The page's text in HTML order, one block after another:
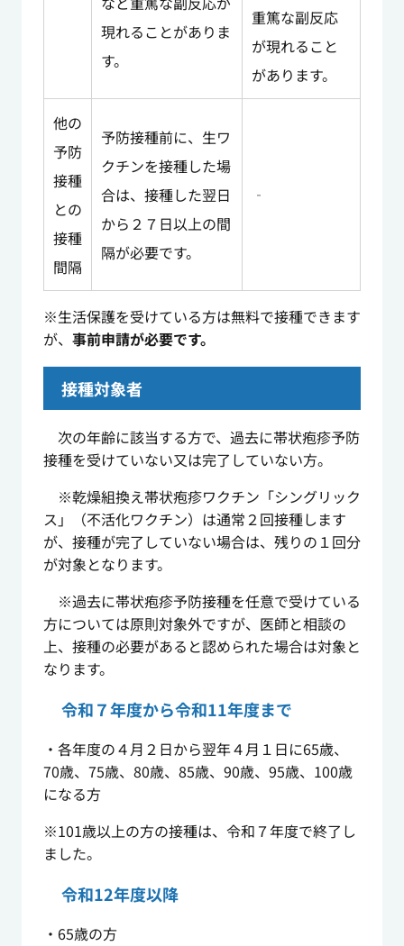
現れることがありま
す。
重篤な副反応
が現れること
があります。
他の
予防
接種
との
接種
間隔
予防接種前に、生ワ
クチンを接種した場
合は、接種した翌日
から２７日以上の間
隔が必要です。
‐
※生活保護を受けている方は無料で接種できます
が、 事前申請が必要です。
接種対象者
次の年齢に該当する方で、過去に帯状疱疹予防
接種を受けていない又は完了していない方。
※乾燥組換え帯状疱疹ワクチン「シングリック
ス」（不活化ワクチン）は通常２回接種します
が、接種が完了していない場合は、残りの１回分
が対象となります。
※過去に帯状疱疹予防接種を任意で受けている
方については原則対象外ですが、医師と相談の
上、接種の必要があると認められた場合は対象と
なります。
令和７年度から令和11年度まで
・各年度の４月２日から翌年４月１日に65歳、
70歳、75歳、80歳、85歳、90歳、95歳、100歳
になる方
※101歳以上の方の接種は、令和７年度で終了し
ました。
令和12年度以降
・65歳の方